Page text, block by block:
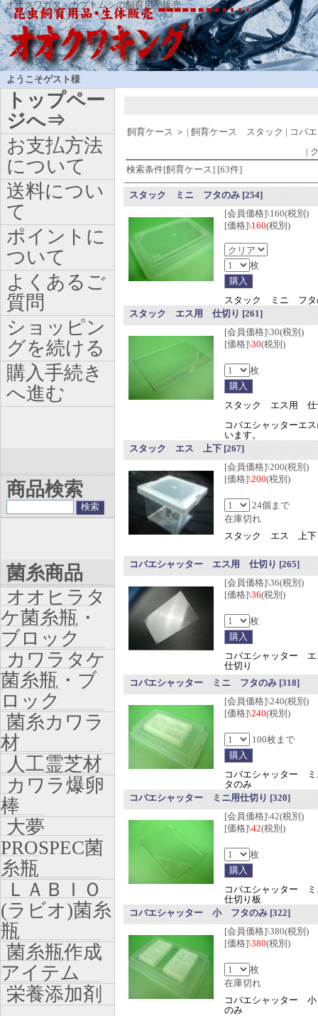
オオクワガタ・カブトムシの飼育用品販売
ようこそゲスト様
飼育ケース ＞ | 飼育ケース スタック | コバ
|
検索条件[飼育ケース] [63件]
スタック ミニ フタのみ[254]
[会員価格]\160(税別)
[価格]\160(税別)
枚
スタック ミニ フタ
スタック エス用 仕切り[261]
[会員価格]\30(税別)
[価格]\30(税別)
枚
スタック エス用 仕
コバエシャッターエ
います。
スタック エス 上下[267]
[会員価格]\200(税別)
[価格]\200(税別)
24個まで
在庫切れ
スタック エス 上下
コバエシャッター エス用 仕切り[265]
[会員価格]\36(税別)
[価格]\36(税別)
枚
コバエシャッター
仕切り
コバエシャッター ミニ フタのみ[318]
[会員価格]\240(税別)
[価格]\240(税別)
100枚まで
コバエシャッター
タのみ
コバエシャッター ミニ用仕切り[320]
[会員価格]\42(税別)
[価格]\42(税別)
枚
コバエシャッター ミ
仕切り板
コバエシャッター 小 フタのみ[322]
[会員価格]\380(税別)
[価格]\380(税別)
枚
在庫切れ
コバエシャッター
のみ
トップペー
ジへ⇒
お支払方法
について
送料につい
て
ポイントに
ついて
よくあるご
質問
ショッピン
グを続ける
購入手続き
へ進む
商品検索
菌糸商品
オオヒラタ
ケ菌糸瓶・
ブロック
カワラタケ
菌糸瓶・ブ
ロック
菌糸カワラ
材
人工霊芝材
カワラ爆卵
棒
大夢
PROSPEC菌
糸瓶
ＬＡＢＩＯ
(ラビオ)菌糸
瓶
菌糸瓶作成
アイテム
栄養添加剤